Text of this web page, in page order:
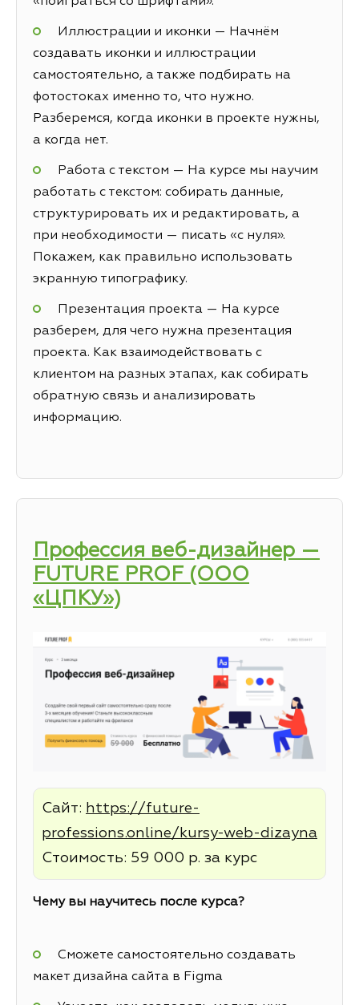
Иллюстрации и иконки — Начнём
создавать иконки и иллюстрации
самостоятельно, а также подбирать на
фотостоках именно то, что нужно.
Разберемся, когда иконки в проекте нужны,
а когда нет.
Работа с текстом — На курсе мы научим
работать с текстом: собирать данные,
структурировать их и редактировать, а
при необходимости — писать «с нуля».
Покажем, как правильно использовать
экранную типографику.
Презентация проекта — На курсе
разберем, для чего нужна презентация
проекта. Как взаимодействовать с
клиентом на разных этапах, как собирать
обратную связь и анализировать
информацию.
Профессия веб-дизайнер —
FUTURE PROF (ООО
«ЦПКУ»)
Сайт: https://future-
professions.online/kursy-web-dizayna
Стоимость: 59 000 р. за курс
Чему вы научитесь после курса?
Сможете самостоятельно создавать
макет дизайна сайта в Figma